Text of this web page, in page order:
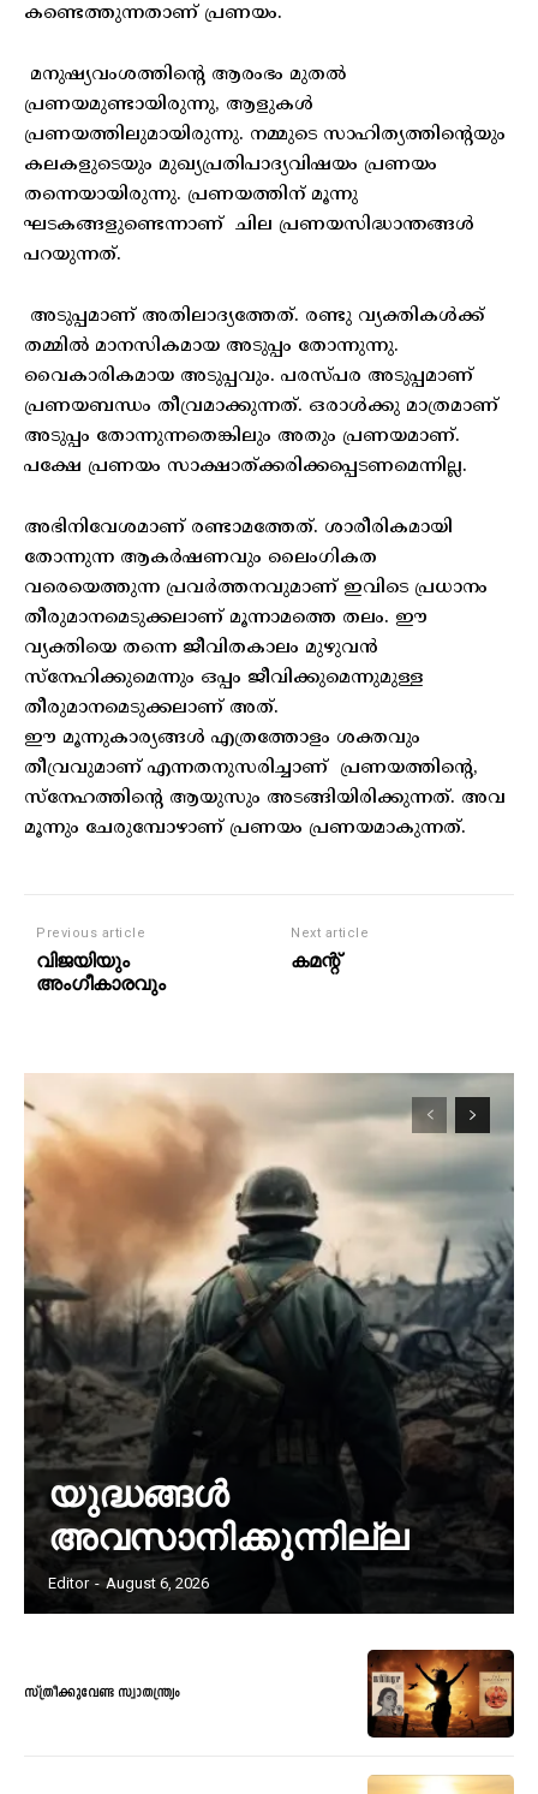
കണ്ടെത്തുന്നതാണ് പ്രണയം.
മനുഷ്യവംശത്തിന്റെ ആരംഭം മുതൽ
പ്രണയമുണ്ടായിരുന്നു, ആളുകൾ
പ്രണയത്തിലുമായിരുന്നു. നമ്മുടെ സാഹിത്യത്തിന്റെയും
കലകളുടെയും മുഖ്യപ്രതിപാദ്യവിഷയം പ്രണയം
തന്നെയായിരുന്നു. പ്രണയത്തിന് മൂന്നു
ഘടകങ്ങളുണ്ടെന്നാണ് ചില പ്രണയസിദ്ധാന്തങ്ങൾ
പറയുന്നത്.
അടുപ്പമാണ് അതിലാദ്യത്തേത്. രണ്ടു വ്യക്തികൾക്ക്
തമ്മിൽ മാനസികമായ അടുപ്പം തോന്നുന്നു.
വൈകാരികമായ അടുപ്പവും. പരസ്പര അടുപ്പമാണ്
പ്രണയബന്ധം തീവ്രമാക്കുന്നത്. ഒരാൾക്കു മാത്രമാണ്
അടുപ്പം തോന്നുന്നതെങ്കിലും അതും പ്രണയമാണ്.
പക്ഷേ പ്രണയം സാക്ഷാത്ക്കരിക്കപ്പെടണമെന്നില്ല.
അഭിനിവേശമാണ് രണ്ടാമത്തേത്. ശാരീരികമായി
തോന്നുന്ന ആകർഷണവും ലൈംഗികത
വരെയെത്തുന്ന പ്രവർത്തനവുമാണ് ഇവിടെ പ്രധാനം
തീരുമാനമെടുക്കലാണ് മൂന്നാമത്തെ തലം. ഈ
വ്യക്തിയെ തന്നെ ജീവിതകാലം മുഴുവൻ
സ്നേഹിക്കുമെന്നും ഒപ്പം ജീവിക്കുമെന്നുമുള്ള
തീരുമാനമെടുക്കലാണ് അത്.
ഈ മൂന്നുകാര്യങ്ങൾ എത്രത്തോളം ശക്തവും
തീവ്രവുമാണ് എന്നതനുസരിച്ചാണ് പ്രണയത്തിന്റെ,
സ്നേഹത്തിന്റെ ആയുസും അടങ്ങിയിരിക്കുന്നത്. അവ
മൂന്നും ചേരുമ്പോഴാണ് പ്രണയം പ്രണയമാകുന്നത്.
Previous article
വിജയിയും
അംഗീകാരവും
Next article
കമന്റ്
യുദ്ധങ്ങൾ
അവസാനിക്കുന്നില്ല
Editor - August 6, 2026
സ്ത്രീക്കുവേണ്ട സ്വാതന്ത്ര്യം